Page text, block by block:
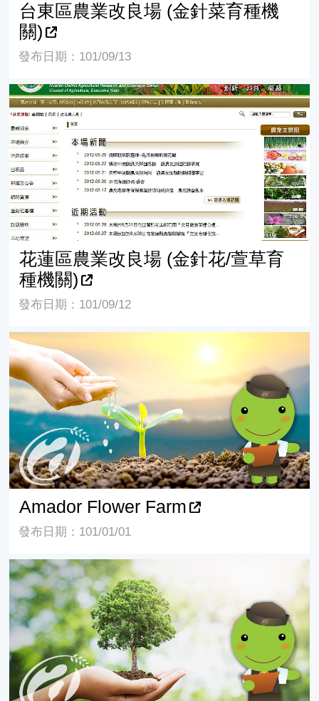
台東區農業改良場 (金針菜育種機
關)
發布日期：101/09/13
花蓮區農業改良場 (金針花/萱草育種機關)
花蓮區農業改良場 (金針花/萱草育
種機關)
發布日期：101/09/12
Amador Flower Farm
Amador Flower Farm
發布日期：101/01/01
American Hemerocallis Society